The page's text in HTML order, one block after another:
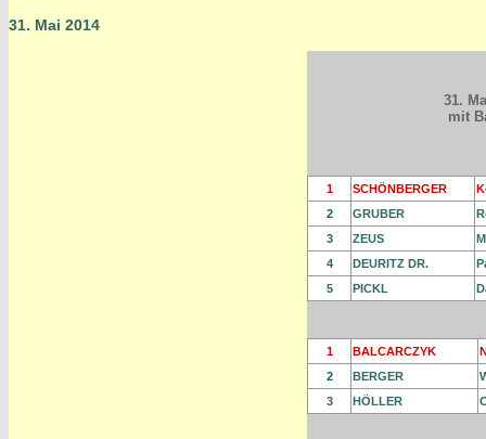
31. Mai 2014
31.
mit
1 SCHÖNBERGER
2
GRUBER
3
ZEUS
4
DEURITZ DR.
5
PICKL
1 BALCARCZYK
2
BERGER
3
HÖLLER